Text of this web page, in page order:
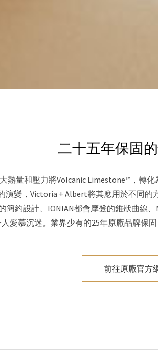
二十五年保固
熱量和壓力將Volcanic Limestone™，轉化
演變，Victoria + Albert將其應用於不同的
簡約設計、IONIAN都會摩登的錐狀曲線、
愛慕沉迷。業界少有的25年原廠品牌保
前往原廠官方